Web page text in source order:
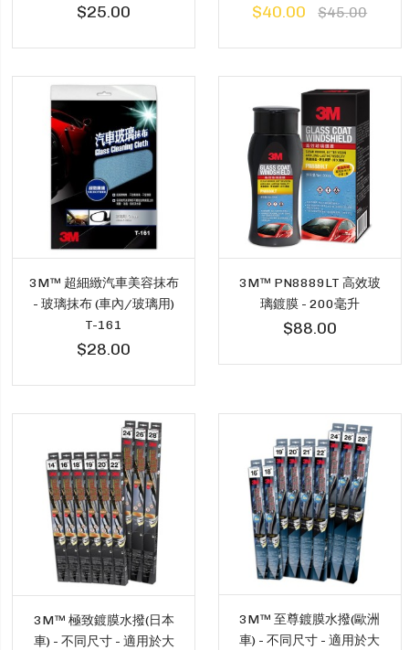
$25.00 $40.00 $45.00
3M™ 超細緻汽車美容抹布
- 玻璃抹布 (車內/玻璃用)
T-161
$28.00
3M™ PN8889LT 高效玻
璃鍍膜 - 200毫升
$88.00
3M™ 極致鍍膜水撥(日本
車) - 不同尺寸 - 適用於大
3M™ 至尊鍍膜水撥(歐洲
車) - 不同尺寸 - 適用於大